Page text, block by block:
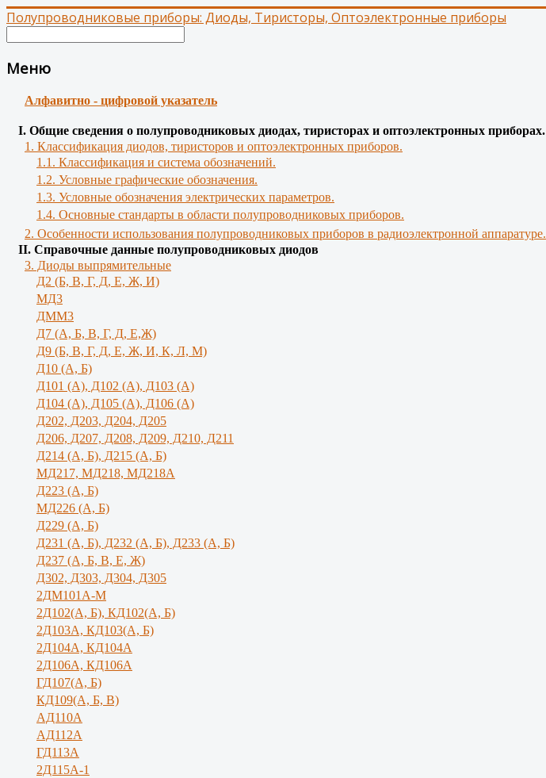
Полупроводниковые приборы: Диоды, Тиристоры, Оптоэлектронные приборы
Меню
Алфавитно - цифровой указатель
І. Общие сведения о полупроводниковых диодах, тиристорах и оптоэлектронных приборах.
1. Классификация диодов, тиристоров и оптоэлектронных приборов.
1.1. Классификация и система обозначений.
1.2. Условные графические обозначения.
1.3. Условные обозначения электрических параметров.
1.4. Основные стандарты в области полупроводниковых приборов.
2. Особенности использования полупроводниковых приборов в радиоэлектронной аппаратуре.
II. Справочные данные полупроводниковых диодов
3. Диоды выпрямительные
Д2 (Б, В, Г, Д, Е, Ж, И)
МД3
ДММ3
Д7 (А, Б, В, Г, Д, Е,Ж)
Д9 (Б, В, Г, Д, Е, Ж, И, К, Л, М)
Д10 (А, Б)
Д101 (А), Д102 (А), Д103 (А)
Д104 (А), Д105 (А), Д106 (А)
Д202, Д203, Д204, Д205
Д206, Д207, Д208, Д209, Д210, Д211
Д214 (А, Б), Д215 (А, Б)
МД217, МД218, МД218А
Д223 (А, Б)
МД226 (А, Б)
Д229 (А, Б)
Д231 (А, Б), Д232 (А, Б), Д233 (А, Б)
Д237 (А, Б, В, Е, Ж)
Д302, Д303, Д304, Д305
2ДМ101А-М
2Д102(А, Б), КД102(А, Б)
2Д103А, КД103(А, Б)
2Д104А, КД104А
2Д106А, КД106А
ГД107(А, Б)
КД109(А, Б, В)
АД110А
АД112А
ГД113А
2Д115А-1